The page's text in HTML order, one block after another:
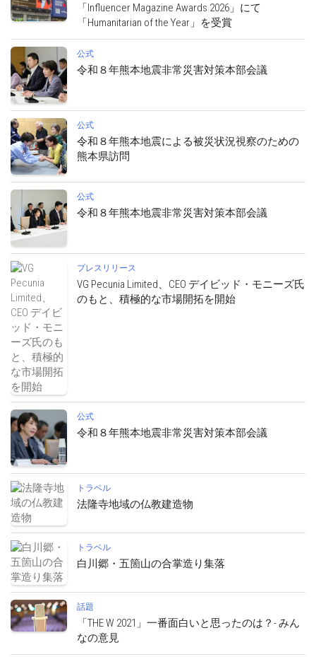
「Influencer Magazine Awards 2026」にて
「Humanitarian of the Year」を受賞
公式
令和８年熊本地震非常災害対策本部会議
公式
令和８年熊本地震による被災状況視察のための
熊本県訪問
公式
令和８年熊本地震非常災害対策本部会議
プレスリリース
VG Pecunia Limited、CEO デイビッド・モニーズ氏
のもと、積極的な市場開拓を開始
公式
令和８年熊本地震非常災害対策本部会議
トラベル
法隆寺地域の仏教建造物
トラベル
白川郷・五箇山の合掌造り集落
話題
「THE W 2021」一番面白いと思ったのは？- みん
なの意見